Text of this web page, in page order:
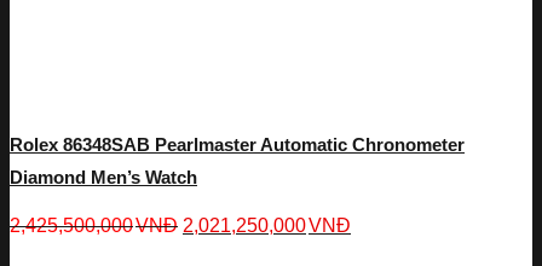
Rolex 86348SAB Pearlmaster Automatic Chronometer
Diamond Men’s Watch
2,425,500,000VNĐ 2,021,250,000VNĐ